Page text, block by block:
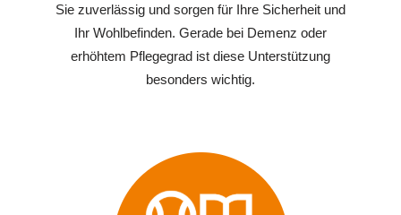
Sie zuverlässig und sorgen für Ihre Sicherheit und
Ihr Wohlbefinden. Gerade bei Demenz oder
erhöhtem Pflegegrad ist diese Unterstützung
besonders wichtig.